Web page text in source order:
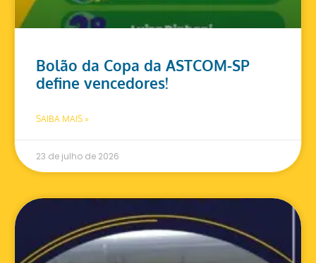
Bolão da Copa da ASTCOM-SP
define vencedores!
SAIBA MAIS »
23 de julho de 2026